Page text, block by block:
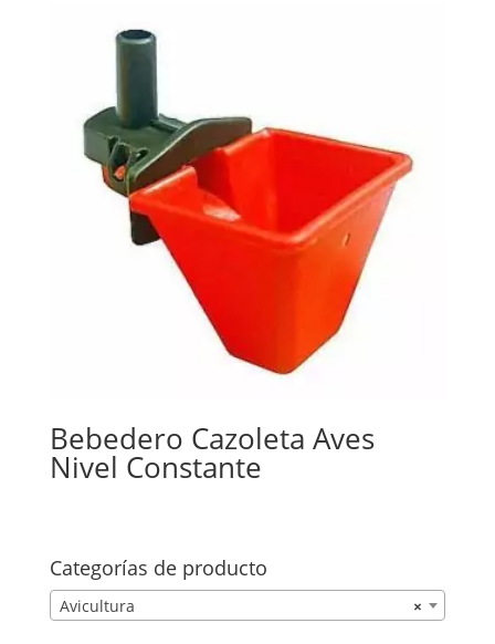
Bebedero Cazoleta Aves
Nivel Constante
Categorías de producto
×
Avicultura